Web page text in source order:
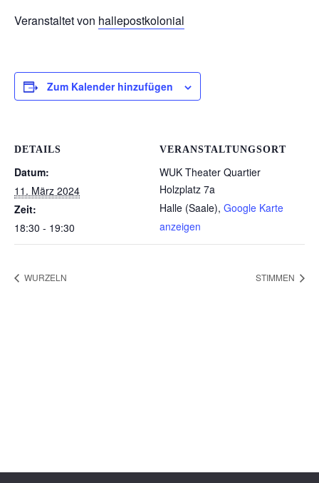
Veranstaltet von hallepostkolonial
Zum Kalender hinzufügen
DETAILS
Datum:
11. März 2024
Zeit:
18:30 - 19:30
VERANSTALTUNGSORT
WUK Theater Quartier
Holzplatz 7a
Halle (Saale), Google Karte
anzeigen
WURZELN STIMMEN